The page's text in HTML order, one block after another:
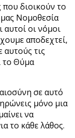
διοικούν το
μας Νομοθεσία
οι νόμοι
αποδεχτεί,
αυτούς τις
το Θύμα
σε αυτό
μόνο μια
να
το κάθε λάθος.